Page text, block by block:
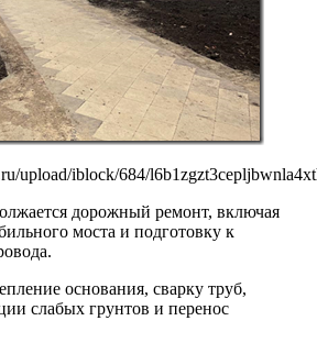
upload/iblock/684/
дорожный ремонт, включая
моста и подготовку к
основания, сварку труб,
слабых грунтов и перенос